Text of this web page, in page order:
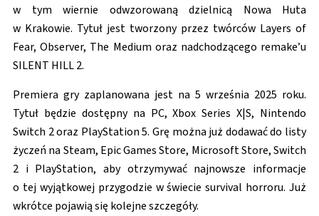
w tym wiernie odwzorowaną dzielnicą Nowa Huta
w Krakowie. Tytuł jest tworzony przez twórców Layers of
Fear, Observer, The Medium oraz nadchodzącego remake’u
SILENT HILL 2.
Premiera gry zaplanowana jest na 5 września 2025 roku.
Tytuł będzie dostępny na PC, Xbox Series X|S, Nintendo
Switch 2 oraz PlayStation 5. Grę można już dodawać do listy
życzeń na Steam, Epic Games Store, Microsoft Store, Switch
2 i PlayStation, aby otrzymywać najnowsze informacje
o tej wyjątkowej przygodzie w świecie survival horroru. Już
wkrótce pojawią się kolejne szczegóły.